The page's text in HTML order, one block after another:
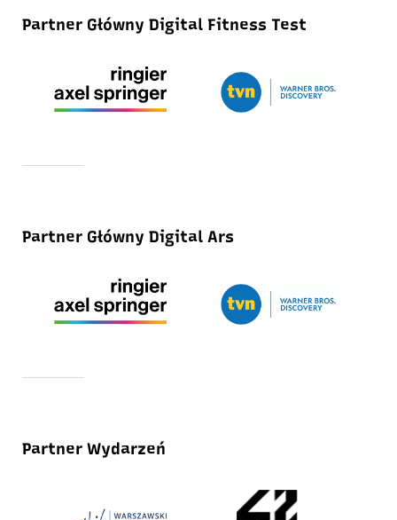
Partner Główny Digital Fitness Test
Partner Główny Digital Ars
Partner Wydarzeń